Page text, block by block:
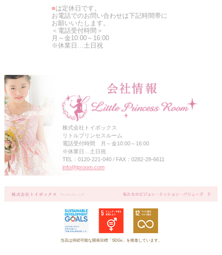
■は定休日です。
お電話でのお問い合わせは下記時間帯に
お願いいたします。
＜電話受付時間＞
月～金10:00～16:00
※休業日…土日祝
株式会社トイボックス
リトルプリンセスルーム
電話受付時間 月～金10:00～16:00
※休業日…土日祝
TEL：0120-221-040 / FAX：0282-28-6611
info@lproom.com
当店は持続可能な開発目標「SDGs」を推進しています。